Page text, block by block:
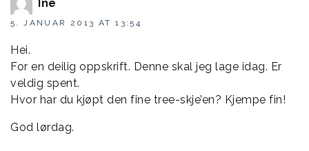
Ine
5. JANUAR 2013 AT 13:54
Hei.
For en deilig oppskrift. Denne skal jeg lage idag. Er
veldig spent.
Hvor har du kjøpt den fine tree-skje’en? Kjempe fin!
God lørdag.